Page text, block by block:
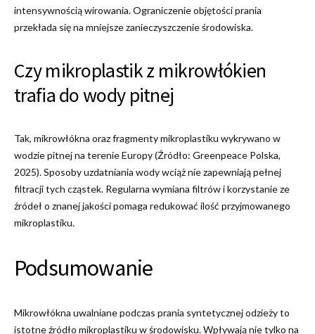
intensywnością wirowania. Ograniczenie objętości prania
przekłada się na mniejsze zanieczyszczenie środowiska.
Czy mikroplastik z mikrowłókien
trafia do wody pitnej
Tak, mikrowłókna oraz fragmenty mikroplastiku wykrywano w
wodzie pitnej na terenie Europy (Źródło: Greenpeace Polska,
2025). Sposoby uzdatniania wody wciąż nie zapewniają pełnej
filtracji tych cząstek. Regularna wymiana filtrów i korzystanie ze
źródeł o znanej jakości pomaga redukować ilość przyjmowanego
mikroplastiku.
Podsumowanie
Mikrowłókna uwalniane podczas prania syntetycznej odzieży to
istotne źródło mikroplastiku w środowisku. Wpływają nie tylko na